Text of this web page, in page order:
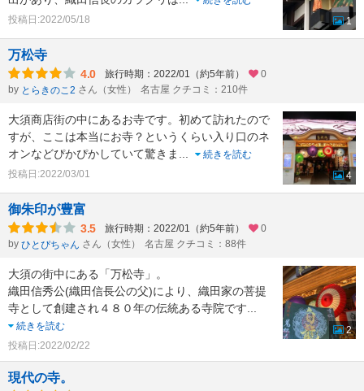
投稿日:2022/05/18
1
万松寺
4.0 旅行時期：2022/01（約5年前）
0
by とらきのこ2 さん（女性） 名古屋 クチコミ：210件
大須商店街の中にあるお寺です。初めて訪れたので
すが、ここは本当にお寺？というくらい入り口のネ
オンなどぴかぴかしていて驚きま
続きを読む
投稿日:2022/03/01
4
御朱印が豊富
3.5 旅行時期：2022/01（約5年前）
0
by ひとぴちゃん さん（女性） 名古屋 クチコミ：88件
大須の街中にある「万松寺」。
織田信秀公(織田信長公の父)により、織田家の菩提
寺として創建され４８０年の伝統ある寺院です
続きを読む
投稿日:2022/02/22
2
現代の寺。